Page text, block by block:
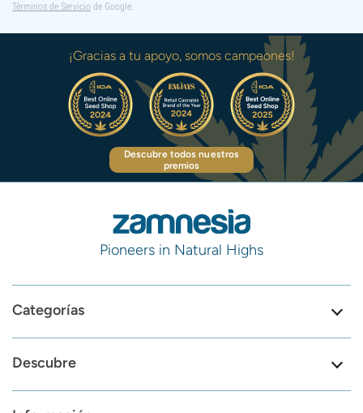
Términos de Servicio de Google.
¡Gracias a tu apoyo, somos campeones!
Descubre todos nuestros
premios
Pioneers in Natural Highs
Categorías
Descubre